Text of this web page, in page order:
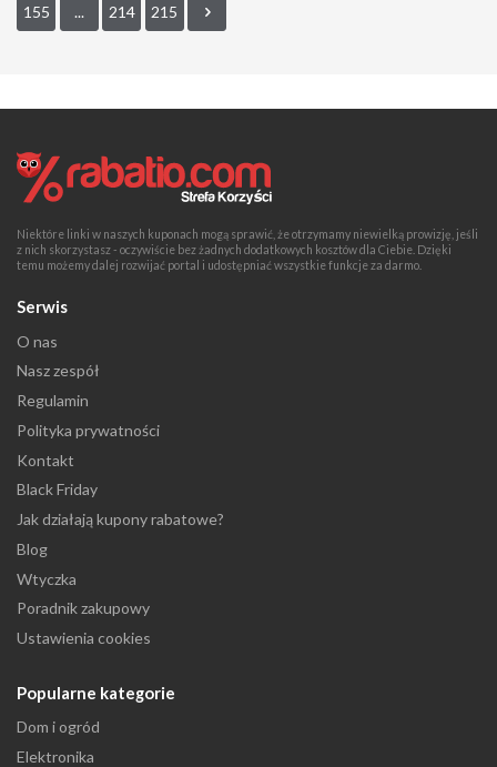
155 ... 214 215
Niektóre linki w naszych kuponach mogą sprawić, że otrzymamy niewielką prowizję, jeśli
z nich skorzystasz - oczywiście bez żadnych dodatkowych kosztów dla Ciebie. Dzięki
temu możemy dalej rozwijać portal i udostępniać wszystkie funkcje za darmo.
Serwis
O nas
Nasz zespół
Regulamin
Polityka prywatności
Kontakt
Black Friday
Jak działają kupony rabatowe?
Blog
Wtyczka
Poradnik zakupowy
Ustawienia cookies
Popularne kategorie
Dom i ogród
Elektronika